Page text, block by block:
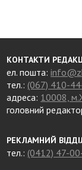
КОНТАКТИ
ел. пошта:
тел.: (067) 410-
адреса: 10008,
головний
РЕКЛАМНИЙ
тел.: (0412) 47-